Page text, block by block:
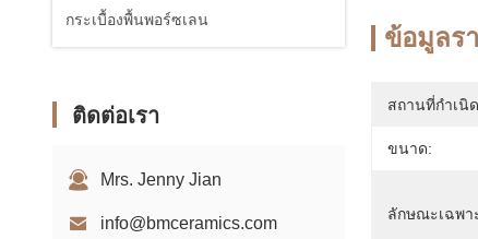
กระเบื้องพื้นพอร์ซเลน
ติดต่อเรา
Mrs. Jenny Jian
info@bmceramics.com
ข้อมูลร
สถานที่กำเนิ
ขนาด:
ลักษณะเฉพา